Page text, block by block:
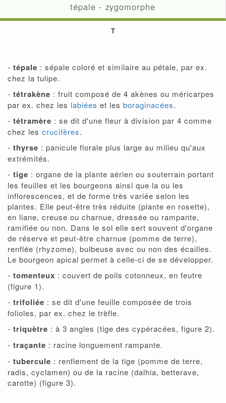
tépale - zygomorphe
T
- tépale : sépale coloré et similaire au pétale, par ex.
chez la tulipe.
- tétrakène : fruit composé de 4 akènes ou méricarpes
par ex. chez les labiées et les boraginacées.
- tétramère : se dit d'une fleur à division par 4 comme
chez les crucifères.
- thyrse : panicule florale plus large au milieu qu'aux
extrémités.
- tige : organe de la plante aérien ou souterrain portant
les feuilles et les bourgeons ainsi que la ou les
inflorescences, et de forme très variée selon les
plantes. Elle peut-être très réduite (plante en rosette),
en liane, creuse ou charnue, dressée ou rampante,
ramifiée ou non. Dans le sol elle sert souvent d'organe
de réserve et peut-être charnue (pomme de terre),
renflée (rhyzome), bulbeuse avec ou non des écailles.
Le bourgeon apical permet à celle-ci de se développer.
- tomenteux : couvert de poils cotonneux, en feutre
(figure 1).
- trifoliée : se dit d'une feuille composée de trois
folioles, par ex. chez le trèfle.
- triquètre : à 3 angles (tige des cypéracées, figure 2).
- traçante : racine longuement rampante.
- tubercule : renflement de la tige (pomme de terre,
radis, cyclamen) ou de la racine (dalhia, betterave,
carotte) (figure 3).